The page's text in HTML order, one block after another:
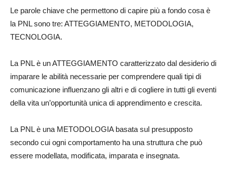
Le parole chiave che permettono di capire più a fondo cosa è
la PNL sono tre: ATTEGGIAMENTO, METODOLOGIA,
TECNOLOGIA.
La PNL è un ATTEGGIAMENTO caratterizzato dal desiderio di
imparare le abilità necessarie per comprendere quali tipi di
comunicazione influenzano gli altri e di cogliere in tutti gli eventi
della vita un’opportunità unica di apprendimento e crescita.
La PNL è una METODOLOGIA basata sul presupposto
secondo cui ogni comportamento ha una struttura che può
essere modellata, modificata, imparata e insegnata.